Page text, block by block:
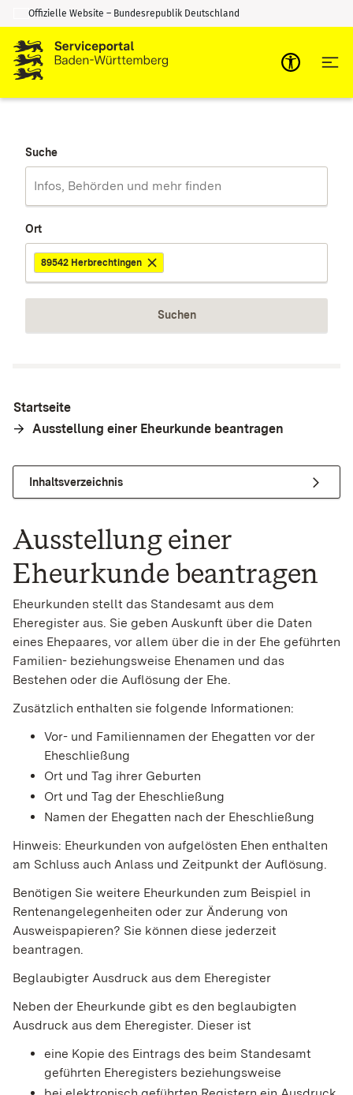
Zum Inhalt springen
Zur Suche springen
Offizielle Website – Bundesrepublik Deutschland
Suche
Ort
89542 Herbrechtingen
Suchen
Startseite
Ausstellung einer Eheurkunde beantragen
Inhaltsverzeichnis
Ausstellung einer
Eheurkunde beantragen
Eheurkunden stellt das Standesamt aus dem
Eheregister aus. Sie geben Auskunft über die Daten
eines Ehepaares, vor allem über die in der Ehe geführten
Familien- beziehungsweise Ehenamen und das
Bestehen oder die Auflösung der Ehe.
Zusätzlich enthalten sie folgende Informationen:
Vor- und Familiennamen der Ehegatten vor der
Eheschließung
Ort und Tag ihrer Geburten
Ort und Tag der Eheschließung
Namen der Ehegatten nach der Eheschließung
Hinweis: Eheurkunden von aufgelösten Ehen enthalten
am Schluss auch Anlass und Zeitpunkt der Auflösung.
Benötigen Sie weitere Eheurkunden zum Beispiel in
Rentenangelegenheiten oder zur Änderung von
Ausweispapieren? Sie können diese jederzeit
beantragen.
Beglaubigter Ausdruck aus dem Eheregister
Neben der Eheurkunde gibt es den beglaubigten
Ausdruck aus dem Eheregister. Dieser ist
eine Kopie des Eintrags des beim Standesamt
geführten Eheregisters beziehungsweise